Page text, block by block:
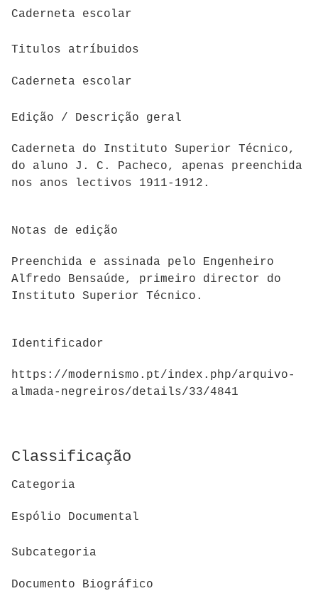
Caderneta escolar
Titulos atríbuidos
Caderneta escolar
Edição / Descrição geral
Caderneta do Instituto Superior Técnico,
do aluno J. C. Pacheco, apenas preenchida
nos anos lectivos 1911-1912.
Notas de edição
Preenchida e assinada pelo Engenheiro
Alfredo Bensaúde, primeiro director do
Instituto Superior Técnico.
Identificador
https://modernismo.pt/index.php/arquivo-
almada-negreiros/details/33/4841
Classificação
Categoria
Espólio Documental
Subcategoria
Documento Biográfico